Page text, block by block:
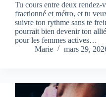
Tu cours entre deux rendez-
fractionné et métro, et tu
suivre ton rythme sans te
pourrait bien devenir ton
pour les femmes actives…
Marie
mars 29,